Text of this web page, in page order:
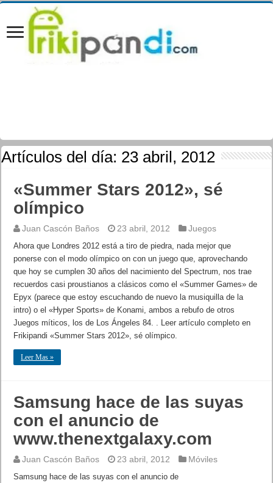
Artículos del día: 23 abril, 2012
«Summer Stars 2012», sé
olímpico
Juan Cascón Baños 23 abril, 2012 Juegos
Ahora que Londres 2012 está a tiro de piedra, nada mejor que
ponerse con el modo olímpico on con un juego que, aprovechando
que hoy se cumplen 30 años del nacimiento del Spectrum, nos trae
recuerdos casi proustianos a clásicos como el «Summer Games» de
Epyx (parece que estoy escuchando de nuevo la musiquilla de la
intro) o el «Hyper Sports» de Konami, ambos a rebufo de otros
Juegos míticos, los de Los Ángeles 84. . Leer artículo completo en
Frikipandi «Summer Stars 2012», sé olímpico.
Leer Mas »
Samsung hace de las suyas
con el anuncio de
www.thenextgalaxy.com
Juan Cascón Baños 23 abril, 2012 Móviles
Samsung hace de las suyas con el anuncio de